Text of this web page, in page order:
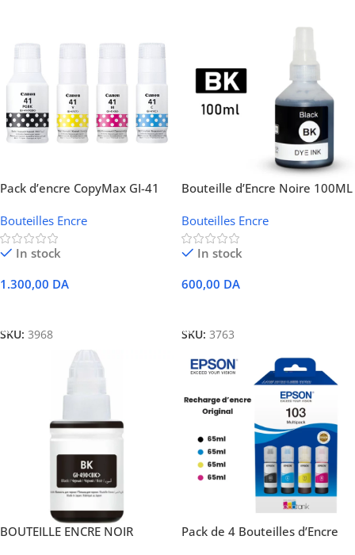
Pack d’encre CopyMax GI-41
Bouteilles Encre
In stock
1.300,00 DA
SKU: 3968
Bouteille d’Encre Noire 100ML
Bouteilles Encre
In stock
600,00 DA
SKU: 3763
BOUTEILLE ENCRE NOIR
Pack de 4 Bouteilles d’Encre